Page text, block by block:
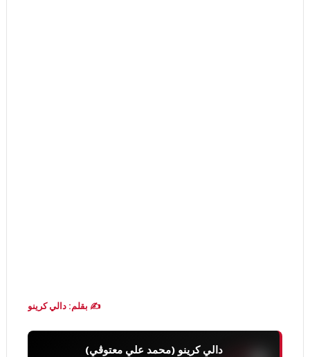
✍️ بقلم: دالي كرينو
دالي كرينو (محمد علي معتوڨي)